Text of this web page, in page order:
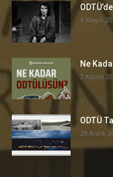
4 Mayıs
Ne
2 Kasım
ODTÜ
20 Aralık